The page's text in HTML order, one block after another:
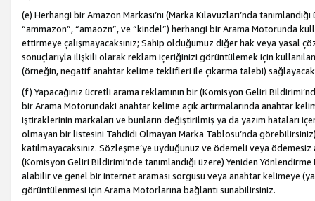
(e) Herhangi bir Amazon Markası’nı (Marka Kılavuzları’nda
“ammazon”, “amaozn”, ve “kindel”) herhangi bir Arama Motorunda
ettirmeye çalışmayacaksınız; Sahip olduğumuz diğer hak veya yasal
sonuçlarıyla ilişkili olarak reklam içeriğinizi görüntülemek için
(örneğin, negatif anahtar kelime teklifleri ile çıkarma talebi)
(f) Yapacağınız ücretli arama reklamının bir (Komisyon Geliri
bir Arama Motorundaki anahtar kelime açık artırmalarında anahtar
iştiraklerinin markaları ve bunların değiştirilmiş ya da yazım hataları
olmayan bir listesini Tahdidi Olmayan Marka Tablosu’nda
katılmayacaksınız. Sözleşme’ye uyduğunuz ve ödemeli veya
(Komisyon Geliri Bildirimi’nde tanımlandığı üzere) Yeniden
alabilir ve genel bir internet araması sorgusu veya anahtar kelimeye
görüntülenmesi için Arama Motorlarına bağlantı sunabilirsiniz.